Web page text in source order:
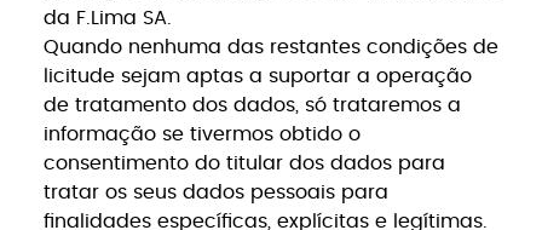
da F.Lima SA.
Quando nenhuma das restantes condições de
licitude sejam aptas a suportar a operação
de tratamento dos dados, só trataremos a
informação se tivermos obtido o
consentimento do titular dos dados para
tratar os seus dados pessoais para
finalidades específicas, explícitas e legítimas.